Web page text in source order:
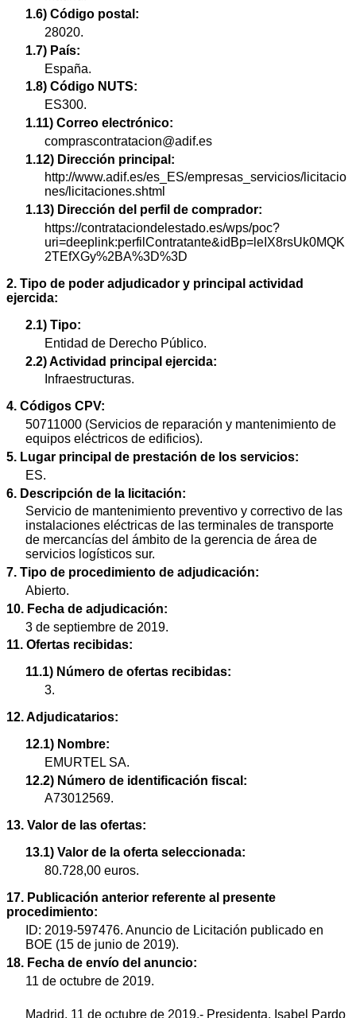
1.6) Código postal:
28020.
1.7) País:
España.
1.8) Código NUTS:
ES300.
1.11) Correo electrónico:
comprascontratacion@adif.es
1.12) Dirección principal:
http://www.adif.es/es_ES/empresas_servicios/licitacio
nes/licitaciones.shtml
1.13) Dirección del perfil de comprador:
https://contrataciondelestado.es/wps/poc?
uri=deeplink:perfilContratante&idBp=leIX8rsUk0MQK
2TEfXGy%2BA%3D%3D
2. Tipo de poder adjudicador y principal actividad
ejercida:
2.1) Tipo:
Entidad de Derecho Público.
2.2) Actividad principal ejercida:
Infraestructuras.
4. Códigos CPV:
50711000 (Servicios de reparación y mantenimiento de
equipos eléctricos de edificios).
5. Lugar principal de prestación de los servicios:
ES.
6. Descripción de la licitación:
Servicio de mantenimiento preventivo y correctivo de las
instalaciones eléctricas de las terminales de transporte
de mercancías del ámbito de la gerencia de área de
servicios logísticos sur.
7. Tipo de procedimiento de adjudicación:
Abierto.
10. Fecha de adjudicación:
3 de septiembre de 2019.
11. Ofertas recibidas:
11.1) Número de ofertas recibidas:
3.
12. Adjudicatarios:
12.1) Nombre:
EMURTEL SA.
12.2) Número de identificación fiscal:
A73012569.
13. Valor de las ofertas:
13.1) Valor de la oferta seleccionada:
80.728,00 euros.
17. Publicación anterior referente al presente
procedimiento:
ID: 2019-597476. Anuncio de Licitación publicado en
BOE (15 de junio de 2019).
18. Fecha de envío del anuncio:
11 de octubre de 2019.
Madrid, 11 de octubre de 2019.- Presidenta, Isabel Pardo